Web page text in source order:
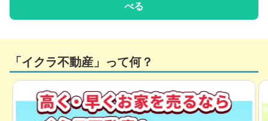
べる
「イクラ不動産」って何？